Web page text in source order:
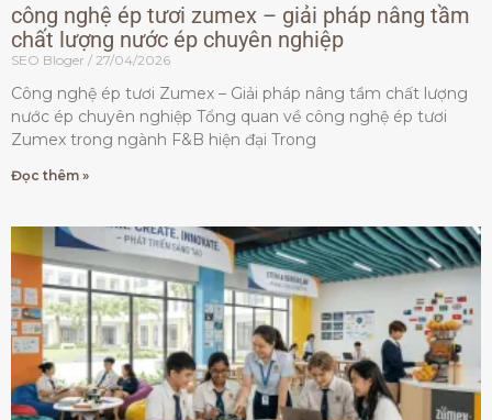
công nghệ ép tươi zumex – giải pháp nâng tầm
chất lượng nước ép chuyên nghiệp
SEO Bloger 27/04/2026
Công nghệ ép tươi Zumex – Giải pháp nâng tầm chất lượng
nước ép chuyên nghiệp Tổng quan về công nghệ ép tươi
Zumex trong ngành F&B hiện đại Trong
Đọc thêm »